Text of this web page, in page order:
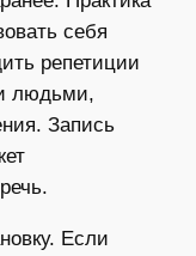
себя
репетиции
людьми,
Запись
Если